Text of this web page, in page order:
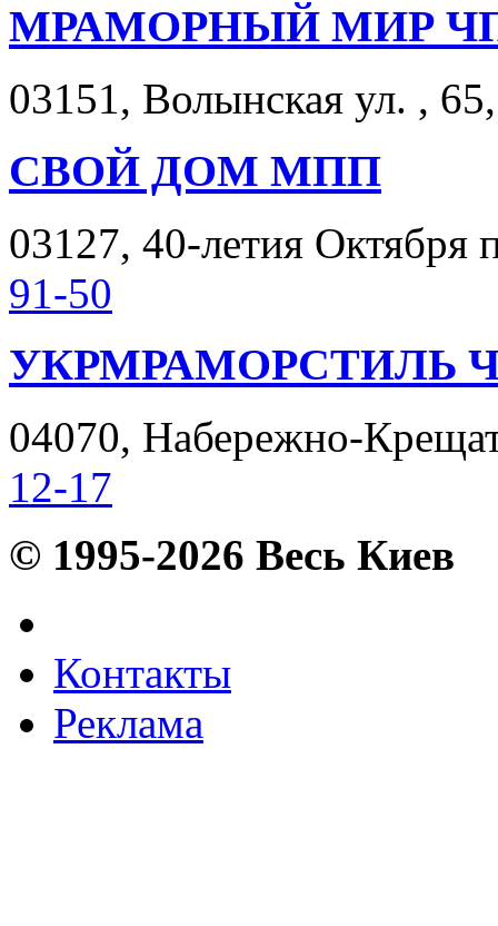
МРАМОРНЫЙ МИР
03151, Волынская ул. ,
СВОЙ ДОМ МПП
03127, 40-летия Октября
91-50
УКРМРАМОРСТИЛЬ
04070, Набережно-
12-17
© 1995-2026 Весь Киев
Контакты
Реклама